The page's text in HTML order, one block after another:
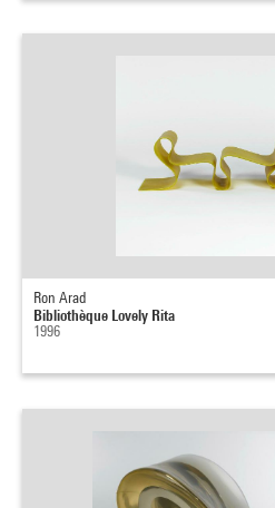
Ron Arad
Bibliothèque Lovely Rita
1996